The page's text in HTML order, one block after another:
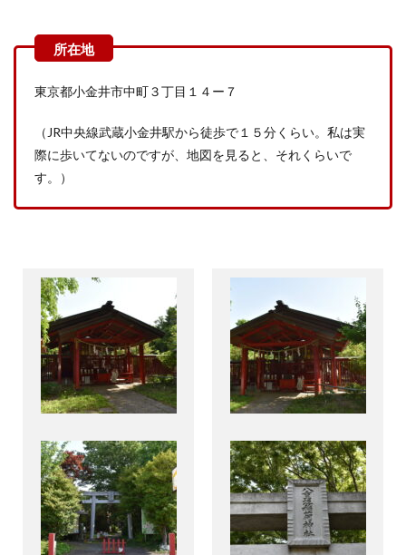
東京都小金井市中町３丁目１４ー７
（ JR中央線武蔵小金井駅から徒歩で１５分くらい。私は実
際に歩いてないのですが、地図を見ると、それくらいで
す。）